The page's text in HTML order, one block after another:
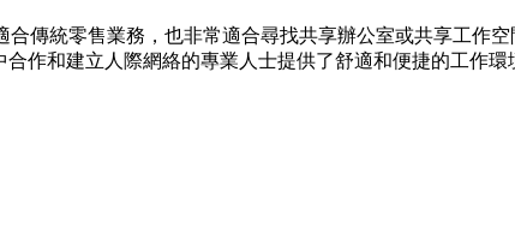
傳統零售業務，也非常適合尋找共享辦公室或共享工作
作和建立人際網絡的專業人士提供了舒適和便捷的工作環